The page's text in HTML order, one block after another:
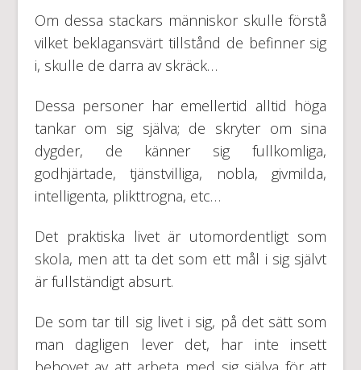
Om dessa stackars människor skulle förstå
vilket beklagansvärt tillstånd de befinner sig
i, skulle de darra av skräck…
Dessa personer har emellertid alltid höga
tankar om sig själva; de skryter om sina
dygder, de känner sig fullkomliga,
godhjärtade, tjänstvilliga, nobla, givmilda,
intelligenta, plikttrogna, etc…
Det praktiska livet är utomordentligt som
skola, men att ta det som ett mål i sig självt
är fullständigt absurt.
De som tar till sig livet i sig, på det sätt som
man dagligen lever det, har inte insett